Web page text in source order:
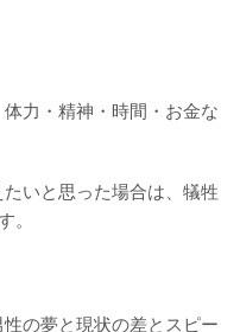
力・精神・時間・お金な
いと思った場合は、犠牲
。
の夢と現状の差とスピー